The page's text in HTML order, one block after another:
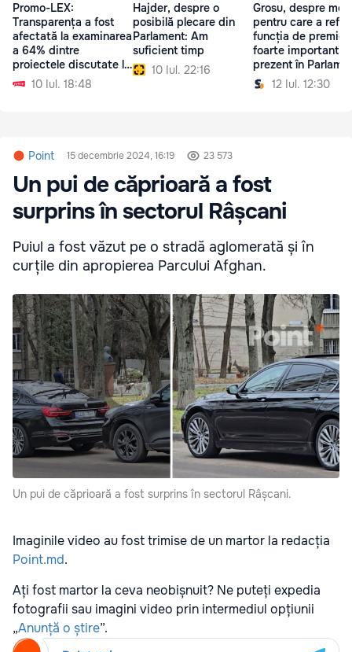
Promo-LEX:
Transparența a fost
afectată la examinarea
a 64% dintre
proiectele discutate la
ședința Parlamentului
10 Iul. 18:48
Hajder, despre o
posibilă plecare din
Parlament: Am
suficient timp
10 Iul. 22:16
Grosu, despre
pentru care a
funcția de
foarte important
prezent în
12 Iul. 12:30
Point 15 decembrie 2024, 16:19 23 573
Un pui de căprioară a fost
surprins în sectorul Râșcani
Puiul a fost văzut pe o stradă aglomerată și în
curțile din apropierea Parcului Afghan.
Un pui de căprioară a fost surprins în sectorul Râșcani.
Imaginile video au fost trimise de un martor la redacția
Point.md.
Ați fost martor la ceva neobișnuit? Ne puteți expedia
fotografii sau imagini video prin intermediul opțiunii
„Anunță o știre”.